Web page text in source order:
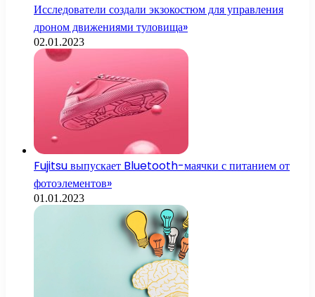
Исследователи создали экзокостюм для управления
дроном движениями туловища»
02.01.2023
Fujitsu выпускает Bluetooth-маячки с питанием от
фотоэлементов»
01.01.2023